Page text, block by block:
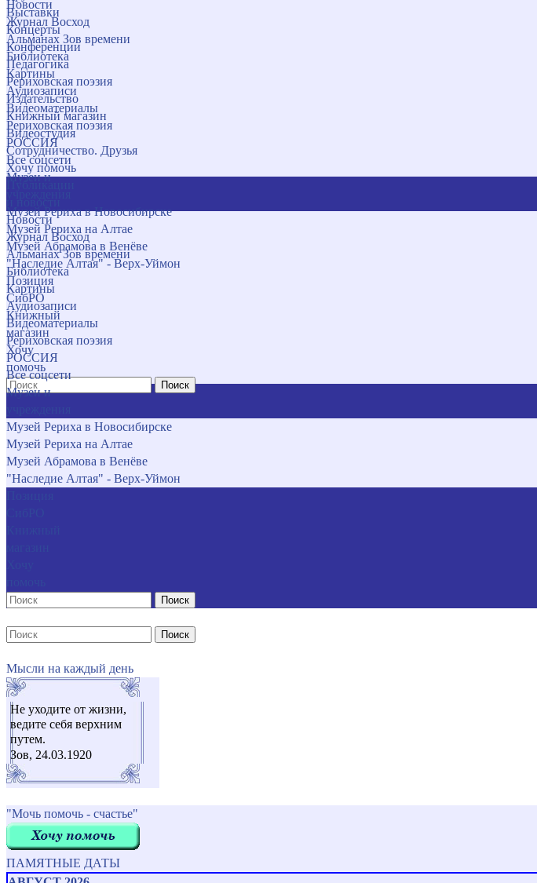
Новости
Журнал Восход
Альманах Зов времени
Библиотека
Картины
Аудиозаписи
Видеоматериалы
Рериховская поэзия
РОССИЯ
Все соцсети
Музеи и
Музей Рериха в Новосибирске
Музей Рериха на Алтае
Музей Абрамова в Венёве
"Наследие Алтая" - Верх-Уймон
Позиция
СибРО
Книжный
магазин
Хочу
помочь
Поиск
Выставки
Концерты
Конференции
Педагогика
Рериховская поэзия
Издательство
Книжный магазин
Видеостудия
Сотрудничество. Друзья
Хочу помочь
Новости
Журнал Восход
Альманах Зов времени
Библиотека
Картины
Аудиозаписи
Видеоматериалы
Рериховская поэзия
РОССИЯ
Все соцсети
Музеи и
Музей Рериха в Новосибирске
Музей Рериха на Алтае
Музей Абрамова в Венёве
"Наследие Алтая" - Верх-Уймон
Поиск
Поиск
Мысли на каждый день
Не уходите от жизни,
ведите себя верхним
путем.
Зов, 24.03.1920
"Мочь помочь - счастье"
ПАМЯТНЫЕ ДАТЫ